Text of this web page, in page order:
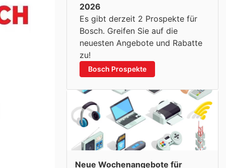
2026
Es gibt derzeit 2 Prospekte für
Bosch. Greifen Sie auf die
neuesten Angebote und Rabatte
zu!
Bosch Prospekte
Neue Wochenangebote für